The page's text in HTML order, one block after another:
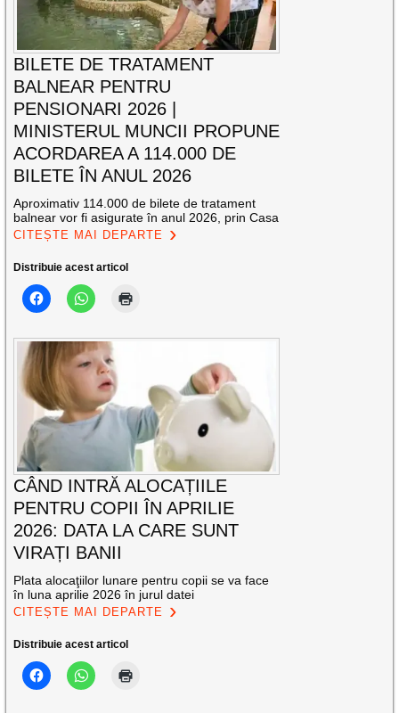
BILETE DE TRATAMENT
BALNEAR PENTRU
PENSIONARI 2026 |
MINISTERUL MUNCII PROPUNE
ACORDAREA A 114.000 DE
BILETE ÎN ANUL 2026
Aproximativ 114.000 de bilete de tratament
balnear vor fi asigurate în anul 2026, prin Casa
CITEȘTE MAI DEPARTE
Distribuie acest articol
CÂND INTRĂ ALOCAȚIILE
PENTRU COPII ÎN APRILIE
2026: DATA LA CARE SUNT
VIRAȚI BANII
Plata alocaţiilor lunare pentru copii se va face
în luna aprilie 2026 în jurul datei
CITEȘTE MAI DEPARTE
Distribuie acest articol